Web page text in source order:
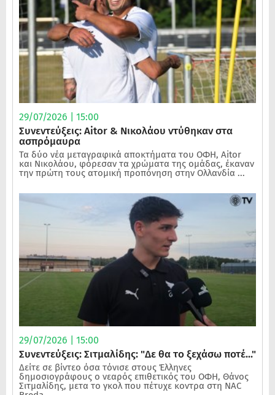
29/07/2026 | 15:00
Συνεντεύξεις: Aitor & Νικολάου ντύθηκαν στα
ασπρόμαυρα
Τα δύο νέα μεταγραφικά αποκτήματα του ΟΦΗ, Aitor
και Νικολάου, φόρεσαν τα χρώματα της ομάδας, έκαναν
την πρώτη τους ατομική προπόνηση στην Ολλανδία ...
29/07/2026 | 15:00
Συνεντεύξεις: Σιτμαλίδης: "Δε θα το ξεχάσω ποτέ..."
Δείτε σε βίντεο όσα τόνισε στους Έλληνες
δημοσιογράφους ο νεαρός επιθετικός του ΟΦΗ, Θάνος
Σιτμαλίδης, μετα το γκολ που πέτυχε κοντρα στη NAC